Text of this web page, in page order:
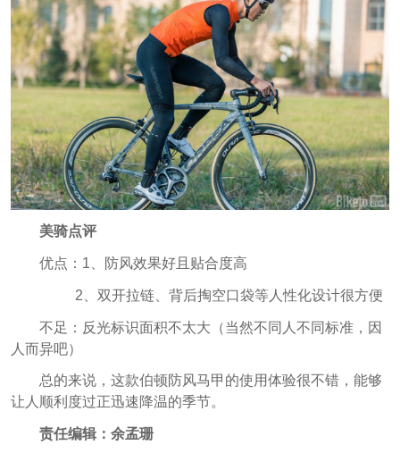
美骑点评
优点：1、防风效果好且贴合度高
2、双开拉链、背后掏空口袋等人性化设计很方便
不足：反光标识面积不太大（当然不同人不同标准，因
人而异吧）
总的来说，这款伯顿防风马甲的使用体验很不错，能够
让人顺利度过正迅速降温的季节。
责任编辑：余孟珊